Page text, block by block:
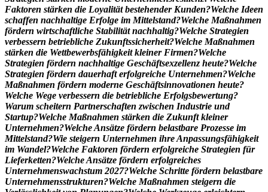
Faktoren stärken die Loyalität bestehender Kunden?Welche Ideen
schaffen nachhaltige Erfolge im Mittelstand?Welche Maßnahmen
fördern wirtschaftliche Stabilität nachhaltig?Welche Strategien
verbessern betriebliche Zukunftssicherheit?Welche Maßnahmen
stärken die Wettbewerbsfähigkeit kleiner Firmen?Welche
Strategien fördern nachhaltige Geschäftsexzellenz heute?Welche
Strategien fördern dauerhaft erfolgreiche Unternehmen?Welche
Maßnahmen fördern moderne Geschäftsinnovationen heute?
Welche Wege verbessern die betriebliche Erfolgsbewertung?
Warum scheitern Partnerschaften zwischen Industrie und
Startup?Welche Maßnahmen stärken die Zukunft kleiner
Unternehmen?WelcheAnsätze fördern belastbare Prozesse im
Mittelstand?Wie steigern Unternehmen ihreAnpassungsfähigkeit
im Wandel?Welche Faktoren fördern erfolgreiche Strategien für
Lieferketten?WelcheAnsätze fördern erfolgreiches
Unternehmenswachstum 2027?Welche Schritte fördern belastbare
Unternehmensstrukturen?Welche Maßnahmen steigern die